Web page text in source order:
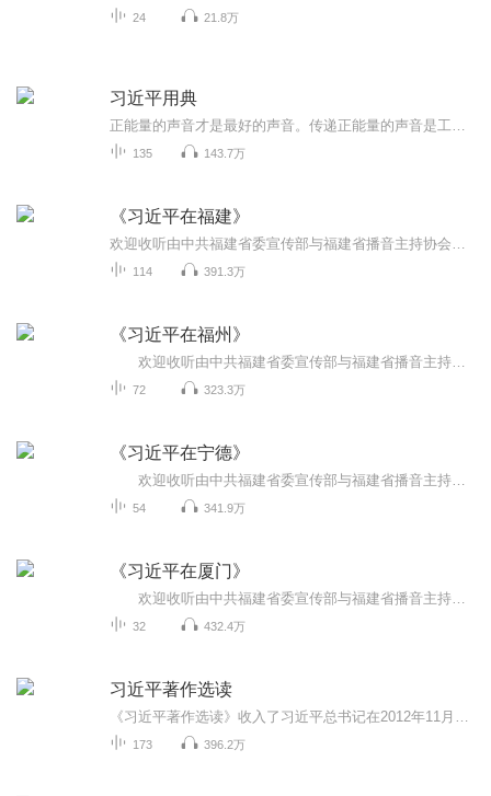
24 21.8万
习近平用典
135 143.7万
《习近平在福建》
114 391.3万
《习近平在福州》
72 323.3万
《习近平在宁德》
54 341.9万
《习近平在厦门》
32 432.4万
习近平著作选读
173 396.2万